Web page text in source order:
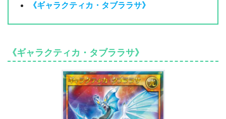
《ギャラクティカ・タブララサ》
《ギャラクティカ・タブララサ》